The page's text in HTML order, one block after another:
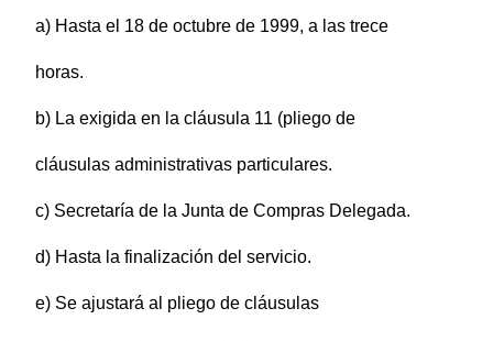
a) Hasta el 18 de octubre de 1999, a las trece
horas.
b) La exigida en la cláusula 11 (pliego de
cláusulas administrativas particulares.
c) Secretaría de la Junta de Compras Delegada.
d) Hasta la finalización del servicio.
e) Se ajustará al pliego de cláusulas